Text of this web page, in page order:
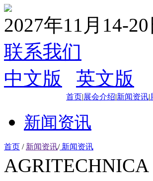
2027年11月14-
联系我们
中文版
英文版
首页|展会介绍|新闻资讯|
新闻资讯
首页 / 新闻资讯/新闻资讯
AGRITECHNICA